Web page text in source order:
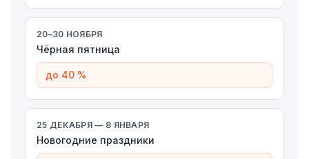
20–30 НОЯБРЯ
Чёрная пятница
до 40 %
25 ДЕКАБРЯ — 8 ЯНВАРЯ
Новогодние праздники